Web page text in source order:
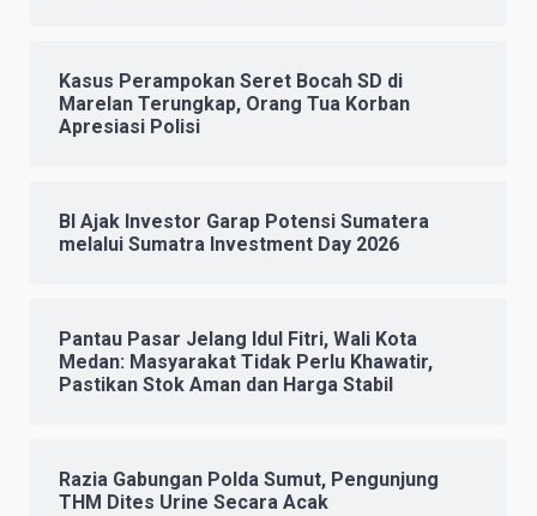
Kasus Perampokan Seret Bocah SD di
Marelan Terungkap, Orang Tua Korban
Apresiasi Polisi
BI Ajak Investor Garap Potensi Sumatera
melalui Sumatra Investment Day 2026
Pantau Pasar Jelang Idul Fitri, Wali Kota
Medan: Masyarakat Tidak Perlu Khawatir,
Pastikan Stok Aman dan Harga Stabil
Razia Gabungan Polda Sumut, Pengunjung
THM Dites Urine Secara Acak